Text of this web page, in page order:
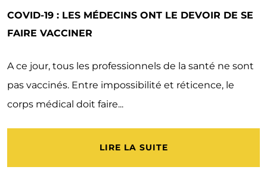
COVID-19 : LES MÉDECINS ONT LE DEVOIR DE SE
FAIRE VACCINER
A ce jour, tous les professionnels de la santé ne sont
pas vaccinés. Entre impossibilité et réticence, le
corps médical doit faire...
LIRE LA SUITE